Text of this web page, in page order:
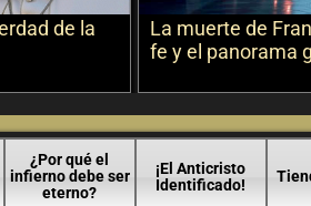
de la
La muerte de
fe y el panorama
¿Por qué el
infierno debe ser
eterno?
¡El Anticristo
Identificado!